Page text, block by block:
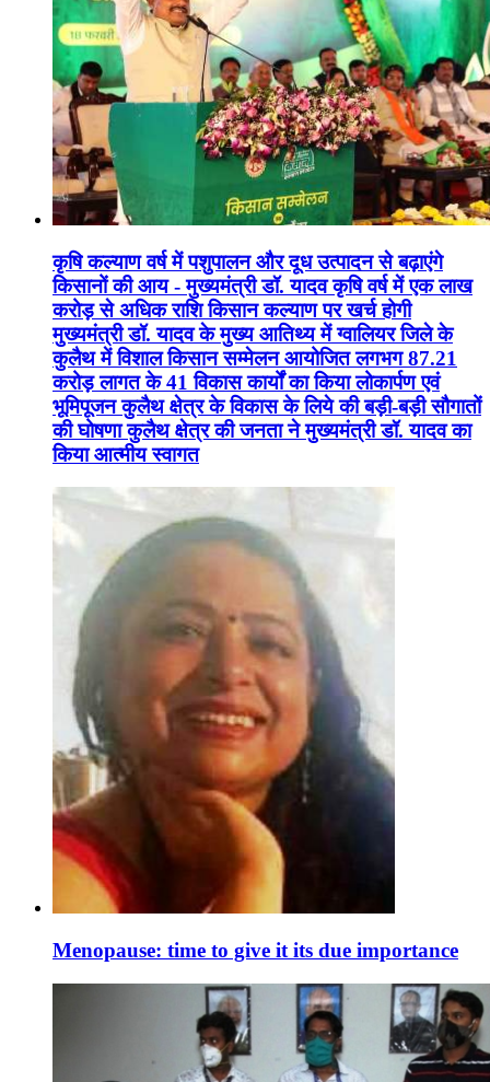
कृषि कल्याण वर्ष में पशुपालन और दूध उत्पादन से बढ़ाएंगे
किसानों की आय - मुख्यमंत्री डॉ. यादव कृषि वर्ष में एक लाख
करोड़ से अधिक राशि किसान कल्याण पर खर्च होगी
मुख्यमंत्री डॉ. यादव के मुख्य आतिथ्य में ग्वालियर जिले के
कुलैथ में विशाल किसान सम्मेलन आयोजित लगभग 87.21
करोड़ लागत के 41 विकास कार्यों का किया लोकार्पण एवं
भूमिपूजन कुलैथ क्षेत्र के विकास के लिये की बड़ी-बड़ी सौगातों
की घोषणा कुलैथ क्षेत्र की जनता ने मुख्यमंत्री डॉ. यादव का
किया आत्मीय स्वागत
Menopause: time to give it its due importance